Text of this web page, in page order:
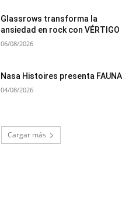
Glassrows transforma la
ansiedad en rock con VÉRTIGO
06/08/2026
Nasa Histoires presenta FAUNA
04/08/2026
Cargar más